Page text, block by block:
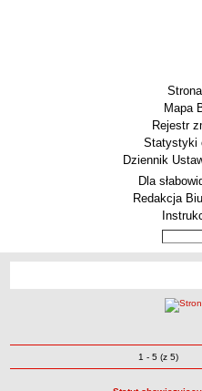
Mapa
Rejestr
Statystyki
Dziennik
Menu dodatkowe
Dla
Redakcja
Techniczne Zakłady Naukowe
Zmiany o
1 - 5 (z 5)